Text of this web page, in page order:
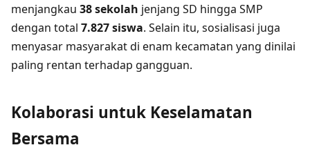
menjangkau 38 sekolah jenjang SD hingga SMP
dengan total 7.827 siswa. Selain itu, sosialisasi juga
menyasar masyarakat di enam kecamatan yang dinilai
paling rentan terhadap gangguan.
Kolaborasi untuk Keselamatan
Bersama